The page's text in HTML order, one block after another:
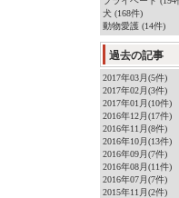
犬 (168件)
動物愛護 (14件)
過去の記事
2017年03月(5件)
2017年02月(3件)
2017年01月(10件)
2016年12月(17件)
2016年11月(8件)
2016年10月(13件)
2016年09月(7件)
2016年08月(11件)
2016年07月(7件)
2015年11月(2件)